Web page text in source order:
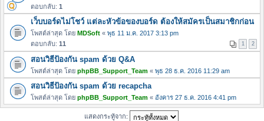
ตอบกลับ: 1
เว็บบอร์ดไม่โชว์ แต่ละหัวข้อของบอร์ด ต้องให้สมัครเป็นสมาชิกก่อน
โพสต์ล่าสุด โดย MDSoft « พุธ 11 ม.ค. 2017 3:13 pm
ตอบกลับ: 11 1 2
สอนวิธีป้องกัน spam ด้วย Q&A
โพสต์ล่าสุด โดย phpBB_Support_Team « พุธ 28 ธ.ค. 2016 11:29 am
สอนวิธีป้องกัน spam ด้วย recapcha
โพสต์ล่าสุด โดย phpBB_Support_Team « อังคาร 27 ธ.ค. 2016 4:41 pm
แสดงกระทู้จาก: